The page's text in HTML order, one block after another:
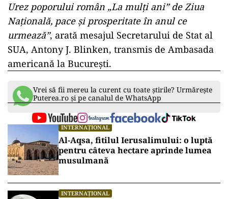
Urez poporului român „La mulți ani” de Ziua
Națională, pace și prosperitate în anul ce
urmează”, arată mesajul Secretarului de Stat al
SUA, Antony J. Blinken, transmis de Ambasada
americană la București.
Vrei să fii mereu la curent cu toate știrile? Urmărește
Puterea.ro și pe canalul de WhatsApp
INTERNAȚIONAL
Al-Aqsa, fitilul Ierusalimului: o luptă
pentru câteva hectare aprinde lumea
musulmană
INTERNAȚIONAL